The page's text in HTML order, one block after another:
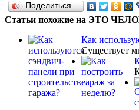
Поделиться…
Статьи похожие на ЭТО
Как
Существует